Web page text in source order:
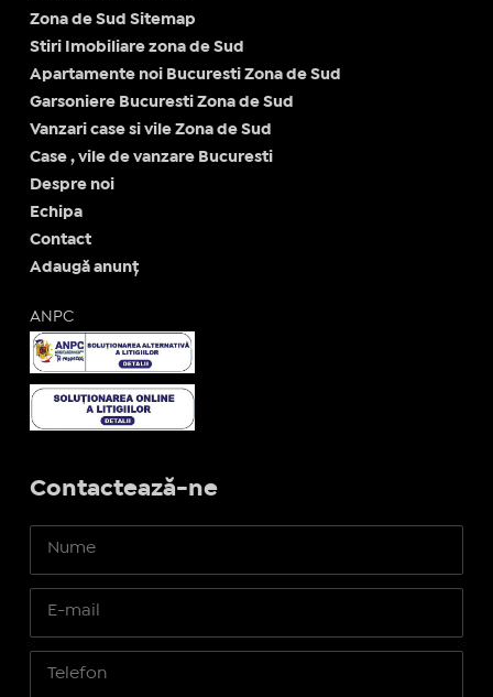
Zona de Sud Sitemap
Stiri Imobiliare zona de Sud
Apartamente noi Bucuresti Zona de Sud
Garsoniere Bucuresti Zona de Sud
Vanzari case si vile Zona de Sud
Case , vile de vanzare Bucuresti
Despre noi
Echipa
Contact
Adaugă anunț
ANPC
Contactează-ne